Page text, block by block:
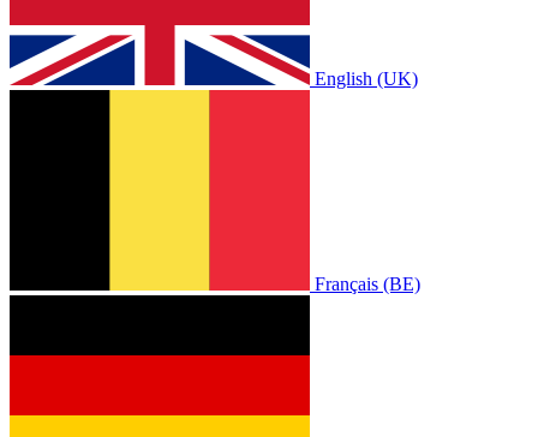
English (UK)
Français (BE)